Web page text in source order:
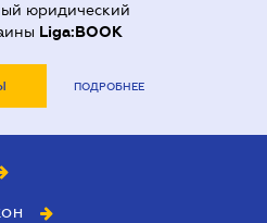
юридический
Liga:BOOK
ПОДРОБНЕЕ